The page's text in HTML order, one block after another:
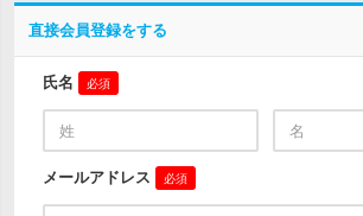
直接会員登録をする
氏名 必須
メールアドレス 必須